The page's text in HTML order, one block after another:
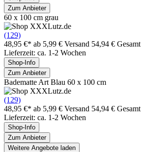
Zum Anbieter
60 x 100 cm grau
(129)
48,95 €* ab 5,99 € Versand 54,94 € Gesamt
Lieferzeit: ca. 1-2 Wochen
Shop-Info
Zum Anbieter
Badematte Art Blau 60 x 100 cm
(129)
48,95 €* ab 5,99 € Versand 54,94 € Gesamt
Lieferzeit: ca. 1-2 Wochen
Shop-Info
Zum Anbieter
Weitere Angebote laden